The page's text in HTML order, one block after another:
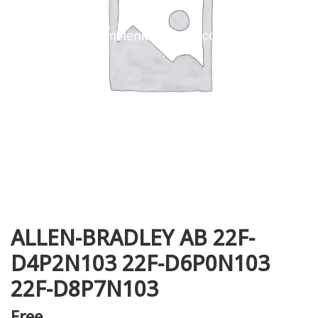
ALLEN-BRADLEY AB 22F-
D4P2N103 22F-D6P0N103
22F-D8P7N103